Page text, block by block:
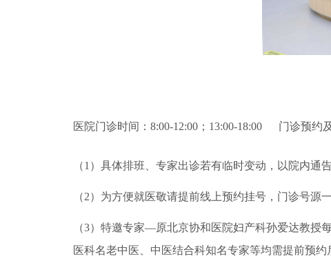
医院门诊时间：8:00-12:00；13:00-18:00 门诊预约
（1）具体排班、专家出诊若有临时变动，以院内通
（2）为方便就医敬请提前线上预约挂号，门诊号源
（3）特邀专家—原北京协和医院妇产科孙爱达教授
医科名老中医、中医结合科知名专家等均需提前预